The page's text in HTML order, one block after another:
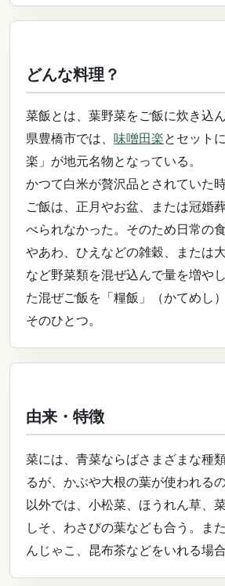
どんな料理？
菜飯とは、葉野菜をご飯に炊き込
県豊橋市では、 味噌田楽とセット
楽」が地元名物となっている。
かつて白米が贅沢品とされていた
ご飯は、正月やお盆、または冠婚
べられなかった。そのため日常の
やあわ、ひえなどの雑穀、または
など野菜類を混ぜ込んで量を増や
た混ぜご飯を「糧飯」（かてめし
そのひとつ。
由来・特徴
菜には、青菜ならばさまざまな種
るが、かぶや大根の葉が使われる
以外では、小松菜、ほうれん草、
しそ、わさびの葉なども合う。ま
んじゃこ、昆布茶などをいれる場合